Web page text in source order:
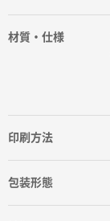
材質・仕様
印刷方法
包装形態